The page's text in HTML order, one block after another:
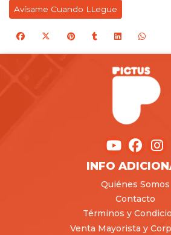
Avísame Cuando LLegue
INFO
Quiénes Somos
Contacto
Términos y
Venta Mayorista y